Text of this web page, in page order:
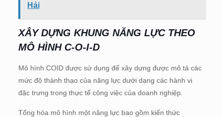
Hải
XÂY DỰNG KHUNG NĂNG LỰC THEO
MÔ HÌNH C-O-I-D
Mô hình COID được sử dụng để xây dựng được mô tả các
mức độ thành thạo của năng lực dưới dạng các hành vi
đặc trưng trong thực tế công việc của doanh nghiệp.
Tổng hòa mô hình một năng lực bao gồm kiến thức